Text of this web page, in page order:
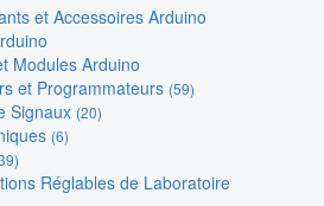
et Accessoires Arduino
Modules Arduino
et Programmateurs (59)
Signaux (20)
(6)
Réglables de Laboratoire